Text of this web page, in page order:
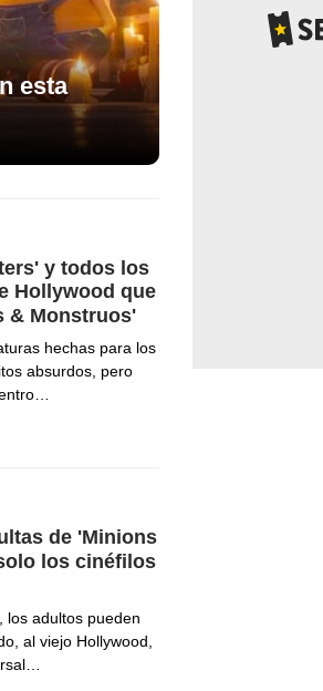
esta
y todos los
Hollywood que
& Monstruos'
hechas para los
absurdos, pero
de 'Minions
los cinéfilos
los adultos pueden
al viejo Hollywood,